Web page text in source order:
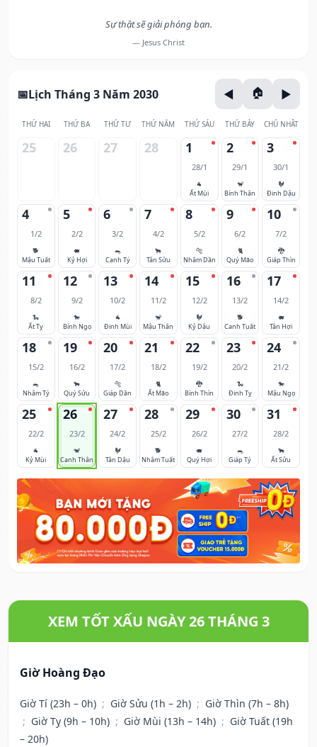
Sự thật sẽ giải phóng bạn.
— Jesus Christ
Lịch Tháng 3 Năm 2030
THỨ HAI THỨ BA THỨ TƯ THỨ NĂM THỨ SÁU THỨ BẢY CHỦ NHẬT
25 26 27 28 1
28/1
🐐
Ất Mùi
2
29/1
🐒
Bính Thân
3
30/1
🐓
Đinh Dậu
4
1/2
🐕
Mậu Tuất
5
2/2
🐖
Kỷ Hợi
6
3/2
🐀
Canh Tý
7
4/2
🐂
Tân Sửu
8
5/2
🐅
Nhâm Dần
9
6/2
🐈
Quý Mão
10
7/2
🐉
Giáp Thìn
11
8/2
🐍
Ất Tỵ
12
9/2
🐎
Bính Ngọ
13
10/2
🐐
Đinh Mùi
14
11/2
🐒
Mậu Thân
15
12/2
🐓
Kỷ Dậu
16
13/2
🐕
Canh Tuất
17
14/2
🐖
Tân Hợi
18
15/2
🐀
Nhâm Tý
19
16/2
🐂
Quý Sửu
20
17/2
🐅
Giáp Dần
21
18/2
🐈
Ất Mão
22
19/2
🐉
Bính Thìn
23
20/2
🐍
Đinh Tỵ
24
21/2
🐎
Mậu Ngọ
25
22/2
🐐
Kỷ Mùi
26
23/2
🐒
Canh Thân
27
24/2
🐓
Tân Dậu
28
25/2
🐕
Nhâm Tuất
29
26/2
🐖
Quý Hợi
30
27/2
🐀
Giáp Tý
31
28/2
🐂
Ất Sửu
XEM TỐT XẤU NGÀY 26 THÁNG 3
Giờ Hoàng Đạo
Giờ Tí (23h – 0h) ; Giờ Sửu (1h – 2h) ; Giờ Thìn (7h – 8h)
; Giờ Tỵ (9h – 10h) ; Giờ Mùi (13h – 14h) ; Giờ Tuất (19h
– 20h)